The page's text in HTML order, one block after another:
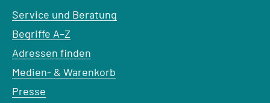
Service und Beratung
Begriffe A–Z
Adressen finden
Medien- & Warenkorb
Presse